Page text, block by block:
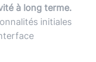
à long terme.
initiales